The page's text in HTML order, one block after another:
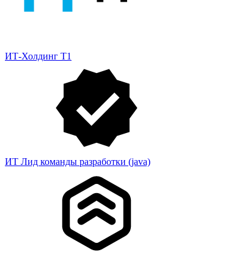
ИТ-Холдинг Т1
ИТ Лид команды разработки (java)